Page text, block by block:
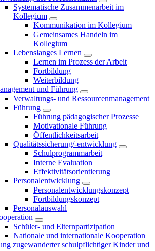
Systematische Zusammenarbeit im
Kollegium
Kommunikation im Kollegium
Gemeinsames Handeln im
Kollegium
Lebenslanges Lernen
Lernen im Prozess der Arbeit
Fortbildung
Weiterbildung
und Führung
Verwaltungs- und Ressourcenmanagement
Führung
Führung pädagogischer Prozesse
Motivationale Führung
Öffentlichkeitsarbeit
Qualitätssicherung/-entwicklung
Schulprogrammarbeit
Interne Evaluation
Effektivitätsorientierung
Personalentwicklung
Personalentwicklungskonzept
Fortbildungskonzept
Personalauswahl
Schüler- und Elternpartizipation
Nationale und internationale Kooperation
zugewanderter schulpflichtiger Kinder und